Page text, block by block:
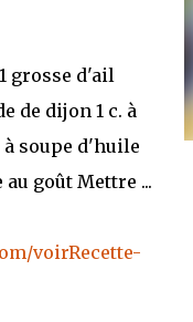
grosse d'ail
de dijon 1 c. à
à soupe d'huile
goût Mettre ...
voirRecette-